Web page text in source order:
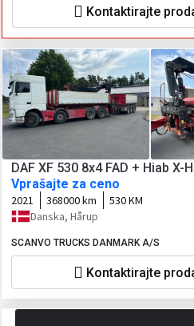
Kontaktirajte
DAF XF 530 8x4 FAD + Hiab X-
Vprašajte za ceno
2021 368000 km
530 KM
Danska, Hårup
SCANVO TRUCKS DANMARK A/S
Kontaktirajte